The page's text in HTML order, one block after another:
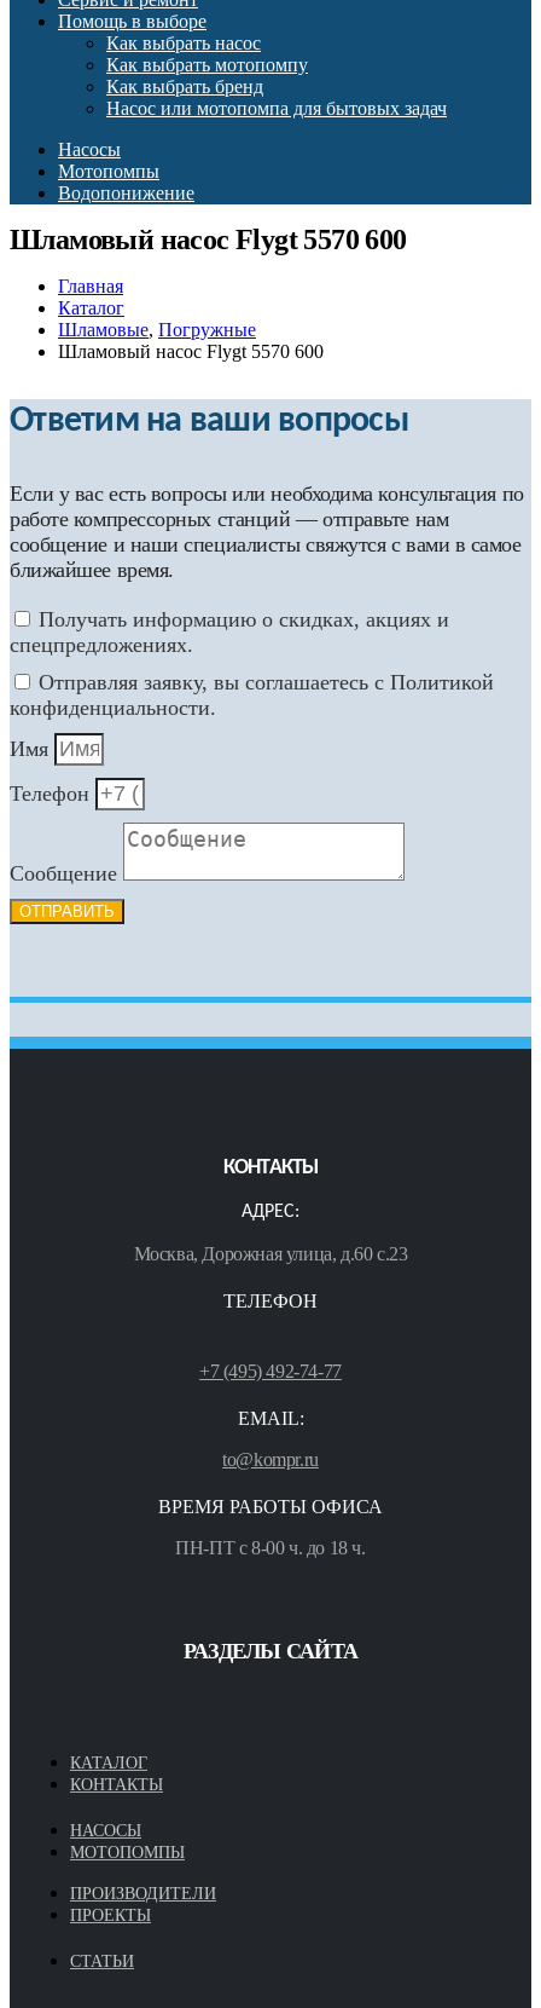
Помощь в выборе
Как выбрать насос
Как выбрать мотопомпу
Как выбрать бренд
Насос или мотопомпа для бытовых задач
Насосы
Мотопомпы
Водопонижение
Шламовый насос Flygt 5570 600
Главная
Каталог
Шламовые, Погружные
Шламовый насос Flygt 5570 600
Ответим на ваши вопросы
Если у вас есть вопросы или необходима консультация по
работе компрессорных станций — отправьте нам
сообщение и наши специалисты свяжутся с вами в самое
ближайшее время.
Получать информацию о скидках, акциях и
спецпредложениях.
Отправляя заявку, вы соглашаетесь с Политикой
конфиденциальности.
Имя
Телефон
Сообщение
ОТПРАВИТЬ
КОНТАКТЫ
АДРЕС:
Москва, Дорожная улица, д.60 с.23
ТЕЛЕФОН
+7 (495) 492-74-77
EMAIL:
to@kompr.ru
ВРЕМЯ РАБОТЫ ОФИСА
ПН-ПТ с 8-00 ч. до 18 ч.
РАЗДЕЛЫ САЙТА
КАТАЛОГ
КОНТАКТЫ
НАСОСЫ
МОТОПОМПЫ
ПРОИЗВОДИТЕЛИ
ПРОЕКТЫ
СТАТЬИ